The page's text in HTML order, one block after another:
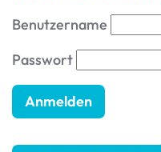
Benutzername
Passwort